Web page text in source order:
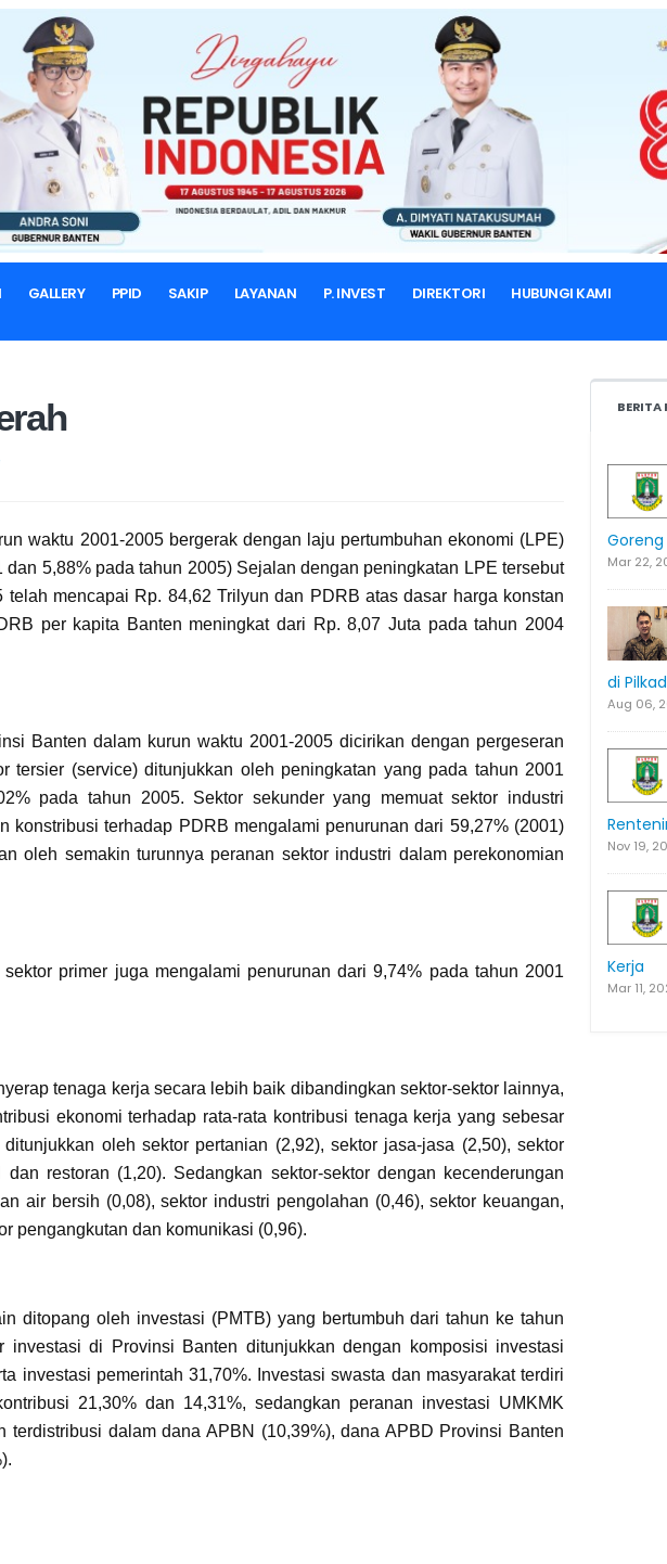
GALLERY PPID SAKIP LAYANAN P. INVEST DIREKTORI HUBUNGI KAMI
Perekonomian Daerah
P. INVEST
BERANDA PEREKONOMIAN DAERAH
waktu 2001-2005 bergerak dengan laju pertumbuhan ekonomi (LPE)
5,88% pada tahun 2005) Sejalan dengan peningkatan LPE tersebut
mencapai Rp. 84,62 Trilyun dan PDRB atas dasar harga konstan
per kapita Banten meningkat dari Rp. 8,07 Juta pada tahun 2004
Banten dalam kurun waktu 2001-2005 dicirikan dengan pergeseran
tersier (service) ditunjukkan oleh peningkatan yang pada tahun 2001
pada tahun 2005. Sektor sekunder yang memuat sektor industri
konstribusi terhadap PDRB mengalami penurunan dari 59,27% (2001)
oleh semakin turunnya peranan sektor industri dalam perekonomian
primer juga mengalami penurunan dari 9,74% pada tahun 2001
tenaga kerja secara lebih baik dibandingkan sektor-sektor lainnya,
ekonomi terhadap rata-rata kontribusi tenaga kerja yang sebesar
oleh sektor pertanian (2,92), sektor jasa-jasa (2,50), sektor
restoran (1,20). Sedangkan sektor-sektor dengan kecenderungan
air bersih (0,08), sektor industri pengolahan (0,46), sektor keuangan,
pengangkutan dan komunikasi (0,96).
ditopang oleh investasi (PMTB) yang bertumbuh dari tahun ke tahun
di Provinsi Banten ditunjukkan dengan komposisi investasi
investasi pemerintah 31,70%. Investasi swasta dan masyarakat terdiri
21,30% dan 14,31%, sedangkan peranan investasi UMKMK
terdistribusi dalam dana APBN (10,39%), dana APBD Provinsi Banten
BERITA
Goreng
Mar 22,
di
Aug 06,
Nov 19,
Kerja
Mar 11,